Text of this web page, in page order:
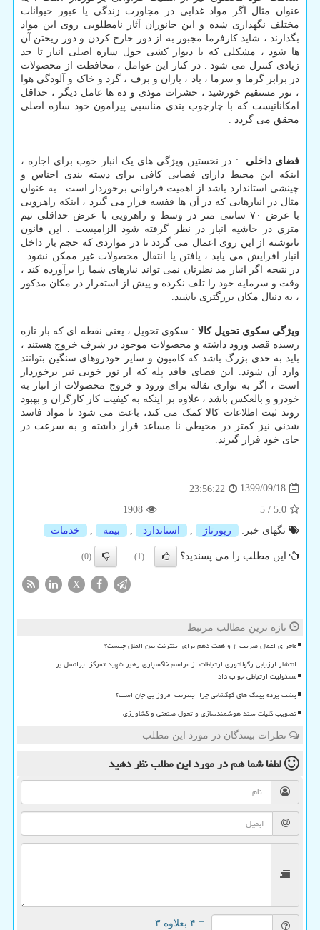
عنوان مثال اگر مواد غذایی در مجاورت زندگی یا عبور حیوانات
مختلف نگهداری شده و این جانوران آثار نامطلوبی روی این مواد
بگذارند ، شاید کارفرما مجبور به از دور خارج کردن و دور ریختن آن
ها شود ، مشکلی که با دیوار کشی حول سازه اصلی انبار تا حد
زیادی کنترل می شود . در کنار این عوامل ، محافظت از محصولات
در برابر گرما و سرما ، باد ، باران و برف ، گرد و خاک و آلودگی هوا
، نور مستقیم خورشید ، حشرات موذی و ده ها عامل دیگر ، حداقل
امکاناتیست که با چارچوب بندی مناسبی پیرامون خود سازه اصلی
محقق می گردد .
فضای داخلی : در نخستین ویژگی های یک انبار خوب برای اجاره ،
اینکه این محیط دارای فضایی کافی برای دسته بندی اجناس و
چینشی استاندارد باشد از اهمیت فراوانی برخوردار است . به عنوان
مثال در انبارهایی که در آن ها قفسه قرار می گیرد ، اینکه راهرویی
با عرض ۷۰ سانتی متر در وسط و راهرویی با عرض حداقلی نیم
متری در حاشیه انبار در نظر گرفته شود الزامیست . این قانون
نانوشته از این روی اعمال می گردد تا در مواردی که حجم بار داخل
انبار افرایش می یابد ، یافتن یا انتقال محصولات غیر ممکن نشود .
در نتیجه اگر انبار مد نظرتان نمی تواند نیازهای شما را برآورده کند ،
وقت و سرمایه خود را تلف نکرده و پیش از استقرار در مکان مذکور
، به دنبال مکان بزرگتری باشید.
ویژگی سکوی تحویل کالا : سکوی تحویل ، یعنی نقطه ای که بار تازه
رسیده قصد ورود داشته و محصولات موجود در شرف خروج هستند ،
باید به حدی بزرگ باشد که کامیون و سایر خودروهای سنگین بتوانند
وارد آن شوند. این فضای فاقد پله که از نور خوبی نیز برخوردار
است ، اگر به نواری نقاله برای ورود و خروج محصولات از انبار به
خودرو و بالعکس باشد ، علاوه بر اینکه به کیفیت کار کارگران و بهبود
روند ثبت اطلاعات کالا کمک می کند، باعث می شود تا مواد فاسد
شدنی نیز کمتر در محیطی نا مساعد قرار داشته و به سرعت در
جای خود قرار گیرند.
1399/09/18
23:56:22
5.0
/
5
1908
تگهای خبر:
رپورتاژ استاندارد بیمه خدمات
این مطلب را می پسندید؟ (1)
(0)
X
تازه ترین مطالب مرتبط
ماجرای اعمال ضریب ۲ و هفت دهم برای اینترنت بین الملل چیست؟
انتشار ارزیابی رگولاتوری ارتباطات از مراسم خاکسپاری رهبر شهید تمرکز ایرانسل بر
مسئولیت ارتباطی جواب داد
پشت پرده پینگ های کهکشانی چرا اینترنت امروز بی جان است؟
تصویب کلیات سند هوشمندسازی و تحول صنعتی و کشاورزی
نظرات بینندگان در مورد این مطلب
لطفا شما همدر مورد این مطلبنظر دهید
= ۴ بعلاوه ۳